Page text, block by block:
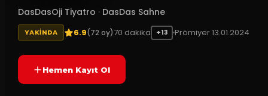
DasDasOji Tiyatro · DasDas Sahne
YAKINDA 6.9(72 oy)70 dakika +13 Prömiyer13.01.2024
Hemen Kayıt Ol